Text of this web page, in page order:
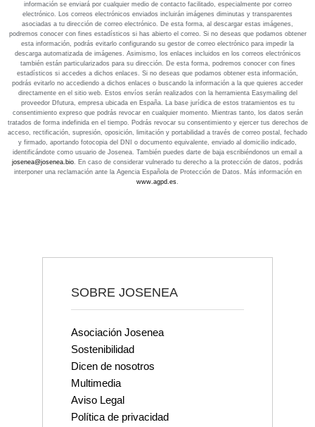
información se enviará por cualquier medio de contacto facilitado, especialmente por correo
electrónico. Los correos electrónicos enviados incluirán imágenes diminutas y transparentes
asociadas a tu dirección de correo electrónico. De esta forma, al descargar estas imágenes,
podremos conocer con fines estadísticos si has abierto el correo. Si no deseas que podamos obtener
esta información, podrás evitarlo configurando su gestor de correo electrónico para impedir la
descarga automatizada de imágenes. Asimismo, los enlaces incluidos en los correos electrónicos
también están particularizados para su dirección. De esta forma, podremos conocer con fines
estadísticos si accedes a dichos enlaces. Si no deseas que podamos obtener esta información,
podrás evitarlo no accediendo a dichos enlaces o buscando la información a la que quieres acceder
directamente en el sitio web. Estos envíos serán realizados con la herramienta Easymailing del
proveedor Dfutura, empresa ubicada en España. La base jurídica de estos tratamientos es tu
consentimiento expreso que podrás revocar en cualquier momento. Mientras tanto, los datos serán
tratados de forma indefinida en el tiempo. Podrás revocar su consentimiento y ejercer tus derechos de
acceso, rectificación, supresión, oposición, limitación y portabilidad a través de correo postal, fechado
y firmado, aportando fotocopia del DNI o documento equivalente, enviado al domicilio indicado,
identificándote como usuario de Josenea. También puedes darte de baja escribiéndonos un email a
josenea@josenea.bio. En caso de considerar vulnerado tu derecho a la protección de datos, podrás
interponer una reclamación ante la Agencia Española de Protección de Datos. Más información en
www.agpd.es.
SOBRE JOSENEA
Asociación Josenea
Sostenibilidad
Dicen de nosotros
Multimedia
Aviso Legal
Política de privacidad